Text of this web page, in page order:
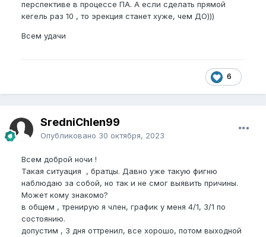
перспективе в процессе ПА. А если сделать прямой
кегель раз 10 , то эрекция станет хуже, чем ДО)))
Всем удачи
6
SredniChlen99
Опубликовано 30 октября, 2023
Всем доброй ночи !
Такая ситуация , братцы. Давно уже такую фигню
наблюдаю за собой, но так и не смог выявить причины.
Может кому знакомо?
в общем , тренирую я член, график у меня 4/1, 3/1 по
состоянию.
допустим , 3 дня оттренил, все хорошо, потом выходной